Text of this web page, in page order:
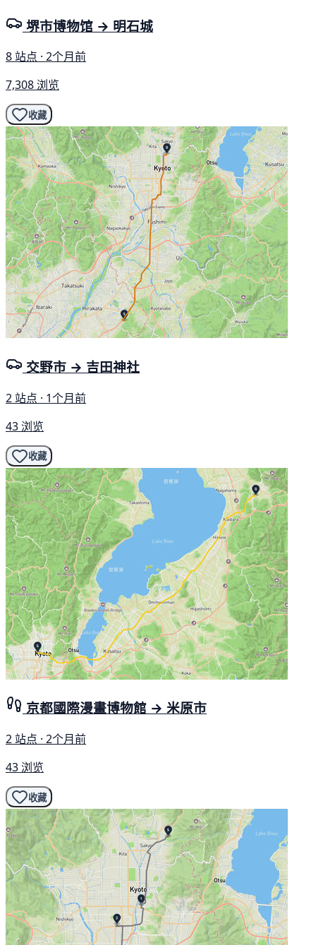
堺市博物馆 → 明石城
8 站点 · 2个月前
7,308 浏览
收藏
交野市 → 吉田神社
2 站点 · 1个月前
43 浏览
收藏
京都國際漫畫博物館 → 米原市
2 站点 · 2个月前
43 浏览
收藏